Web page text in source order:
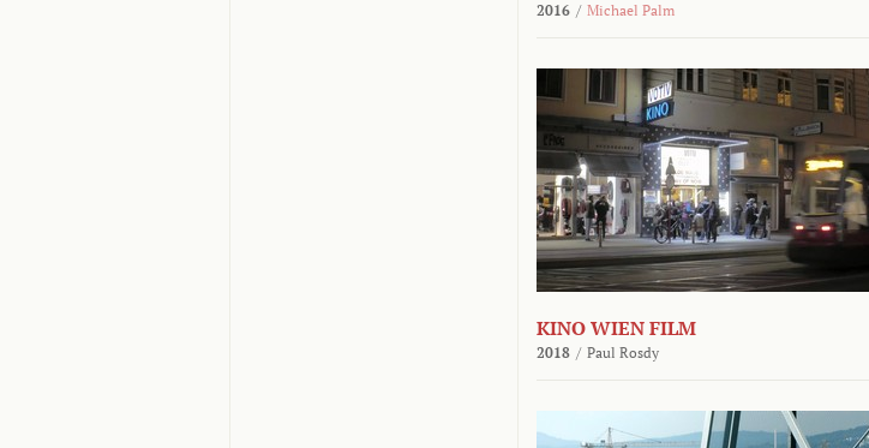
2016 / Michael Palm
KINO WIEN FILM
2018 / Paul Rosdy